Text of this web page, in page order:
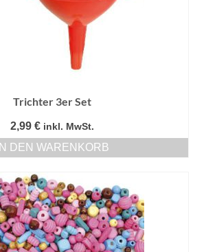
Trichter 3er Set
2,99 € inkl. MwSt.
IN DEN WARENKORB